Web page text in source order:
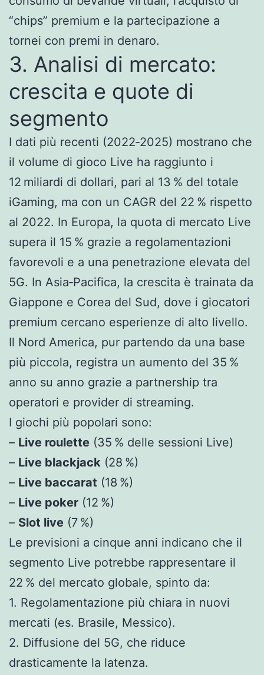
“chips” premium e la partecipazione a
tornei con premi in denaro.
3. Analisi di mercato:
crescita e quote di
segmento
I dati più recenti (2022‑2025) mostrano che
il volume di gioco Live ha raggiunto i
12 miliardi di dollari, pari al 13 % del totale
iGaming, ma con un CAGR del 22 % rispetto
al 2022. In Europa, la quota di mercato Live
supera il 15 % grazie a regolamentazioni
favorevoli e a una penetrazione elevata del
5G. In Asia‑Pacifica, la crescita è trainata da
Giappone e Corea del Sud, dove i giocatori
premium cercano esperienze di alto livello.
Il Nord America, pur partendo da una base
più piccola, registra un aumento del 35 %
anno su anno grazie a partnership tra
operatori e provider di streaming.
I giochi più popolari sono:
– Live roulette (35 % delle sessioni Live)
– Live blackjack (28 %)
– Live baccarat (18 %)
– Live poker (12 %)
– Slot live (7 %)
Le previsioni a cinque anni indicano che il
segmento Live potrebbe rappresentare il
22 % del mercato globale, spinto da:
1. Regolamentazione più chiara in nuovi
mercati (es. Brasile, Messico).
2. Diffusione del 5G, che riduce
drasticamente la latenza.